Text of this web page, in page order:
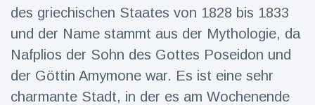
des griechischen Staates von 1828 bis 1833
und der Name stammt aus der Mythologie, da
Nafplios der Sohn des Gottes Poseidon und
der Göttin Amymone war. Es ist eine sehr
charmante Stadt, in der es am Wochenende